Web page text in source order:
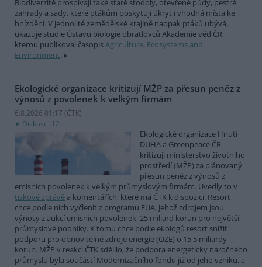
Biodiverzitě prospívají také staré stodoly, otevřené půdy, pestré
zahrady a sady, které ptákům poskytují úkryt i vhodná místa ke
hnízdění. V jednolité zemědělské krajině naopak ptáků ubývá,
ukazuje studie Ústavu biologie obratlovců Akademie věd ČR,
kterou publikoval časopisAgriculture, Ecosystems and
Environment.
Ekologické organizace kritizují MŽP za přesun peněz z
výnosů z povolenek k velkým firmám
6.8.2026 01:17 (ČTK)
Diskuse: 12
Ekologické organizace Hnutí
DUHA a Greenpeace ČR
kritizují ministerstvo životního
prostředí (MŽP) za plánovaný
přesun peněz z výnosů z
emisních povolenek k velkým průmyslovým firmám. Uvedly to v
tiskové zprávě a komentářích, které má ČTK k dispozici. Resort
chce podle nich vyčlenit z programu EUA, jehož zdrojem jsou
výnosy z aukcí emisních povolenek, 25 miliard korun pro největší
průmyslové podniky. K tomu chce podle ekologů resort snížit
podporu pro obnovitelné zdroje energie (OZE) o 15,5 miliardy
korun. MŽP v reakci ČTK sdělilo, že podpora energeticky náročného
průmyslu byla součástí Modernizačního fondu již od jeho vzniku, a